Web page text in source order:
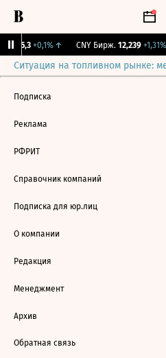
115,3 +0,1%↑ CNY Бирж. 12,239 +1,31%
Ситуация на топливном рынке:
Подписка
Реклама
РФРИТ
Справочник компаний
Подписка для юр.лиц
О компании
Редакция
Менеджмент
Архив
Обратная связь